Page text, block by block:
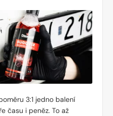
3:1 jedno balení
času i peněz. To až